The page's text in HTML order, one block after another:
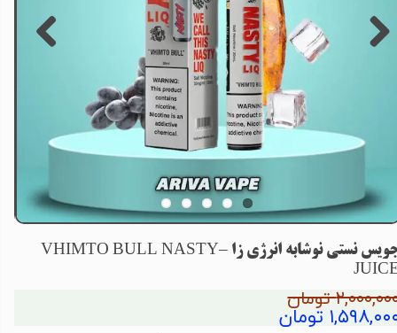
جویس نستی نوشابه انرژی زا –VHIMTO BULL NASTY
تومان
تومان